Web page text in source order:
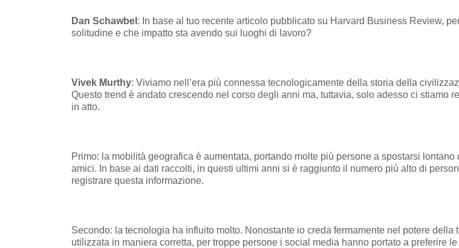
Dan Schawbel : In base al tuo recente articolo pubblicato su Harvard Business Review,
solitudine e che impatto sta avendo sui luoghi di lavoro?
Vivek Murthy: Viviamo nell’era più connessa tecnologicamente della storia della
Questo trend è andato crescendo nel corso degli anni ma, tuttavia, solo adesso ci stiamo
in atto.
Primo: la mobilità geografica è aumentata, portando molte più persone a spostarsi
amici. In base ai dati raccolti, in questi ultimi anni si è raggiunto il numero più alto di
registrare questa informazione.
Secondo: la tecnologia ha influito molto. Nonostante io creda fermamente nel potere
utilizzata in maniera corretta, per troppe persone i social media hanno portato a preferire